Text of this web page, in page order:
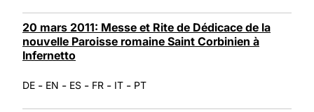
20 mars 2011: Messe et Rite de Dédicace de la
nouvelle Paroisse romaine Saint Corbinien à
Infernetto
DE - EN - ES - FR - IT - PT